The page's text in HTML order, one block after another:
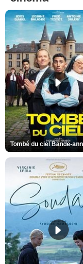
Tombé du ciel Bande-